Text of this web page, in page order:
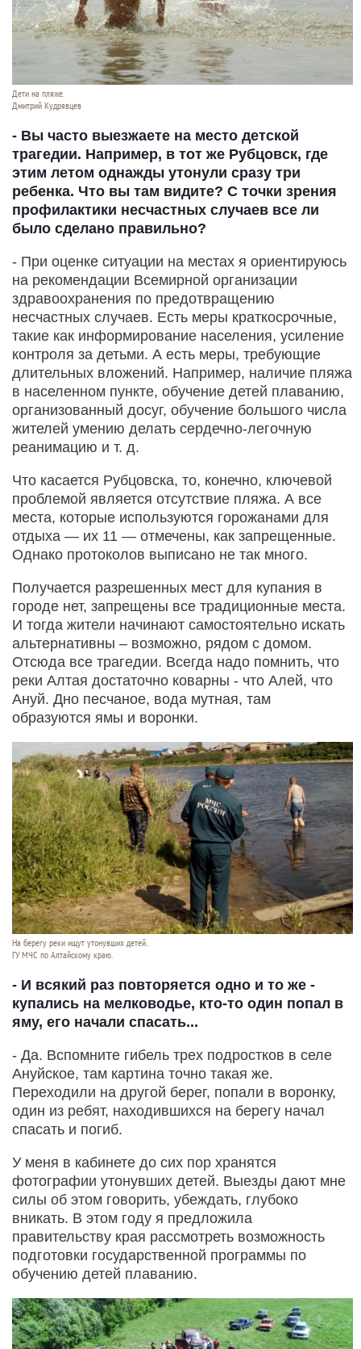
Дети на пляже.
Дмитрий Кудрявцев
- Вы часто выезжаете на место детской
трагедии. Например, в тот же Рубцовск, где
этим летом однажды утонули сразу три
ребенка. Что вы там видите? С точки зрения
профилактики несчастных случаев все ли
было сделано правильно?
- При оценке ситуации на местах я ориентируюсь
на рекомендации Всемирной организации
здравоохранения по предотвращению
несчастных случаев. Есть меры краткосрочные,
такие как информирование населения, усиление
контроля за детьми. А есть меры, требующие
длительных вложений. Например, наличие пляжа
в населенном пункте, обучение детей плаванию,
организованный досуг, обучение большого числа
жителей умению делать сердечно-легочную
реанимацию и т. д.
Что касается Рубцовска, то, конечно, ключевой
проблемой является отсутствие пляжа. А все
места, которые используются горожанами для
отдыха — их 11 — отмечены, как запрещенные.
Однако протоколов выписано не так много.
Получается разрешенных мест для купания в
городе нет, запрещены все традиционные места.
И тогда жители начинают самостоятельно искать
альтернативны – возможно, рядом с домом.
Отсюда все трагедии. Всегда надо помнить, что
реки Алтая достаточно коварны - что Алей, что
Ануй. Дно песчаное, вода мутная, там
образуются ямы и воронки.
На берегу реки ищут утонувших детей.
ГУ МЧС по Алтайскому краю.
- И всякий раз повторяется одно и то же -
купались на мелководье, кто-то один попал в
яму, его начали спасать...
- Да. Вспомните гибель трех подростков в селе
Ануйское, там картина точно такая же.
Переходили на другой берег, попали в воронку,
один из ребят, находившихся на берегу начал
спасать и погиб.
У меня в кабинете до сих пор хранятся
фотографии утонувших детей. Выезды дают мне
силы об этом говорить, убеждать, глубоко
вникать. В этом году я предложила
правительству края рассмотреть возможность
подготовки государственной программы по
обучению детей плаванию.